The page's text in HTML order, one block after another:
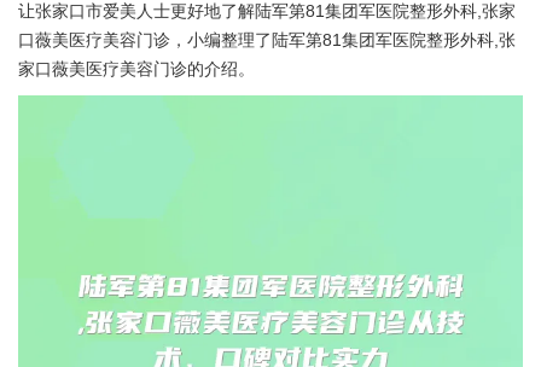
让张家口市爱美人士更好地了解陆军第81集团军医院整形外科,张家
口薇美医疗美容门诊，小编整理了陆军第81集团军医院整形外科,张
家口薇美医疗美容门诊的介绍。